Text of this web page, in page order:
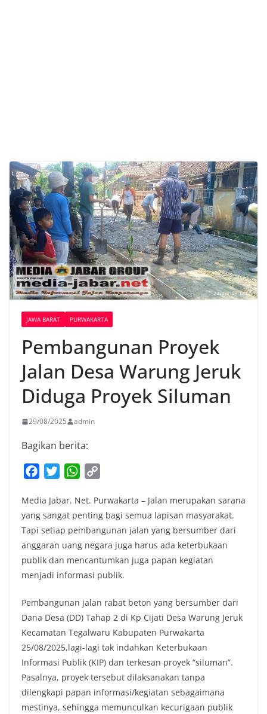
JAWA BARAT PURWAKARTA
Pembangunan Proyek
Jalan Desa Warung Jeruk
Diduga Proyek Siluman
29/08/2025 admin
Bagikan berita:
c
e
b
o
o
k
i
t
t
e
r
W
a
t
s
A
p
p
p
y
L
i
n
k
Media Jabar. Net. Purwakarta – Jalan merupakan sarana
yang sangat penting bagi semua lapisan masyarakat.
Tapi setiap pembangunan jalan yang bersumber dari
anggaran uang negara juga harus ada keterbukaan
publik dan mencantumkan juga papan kegiatan
menjadi informasi publik.
‎Pembangunan jalan rabat beton yang bersumber dari
Dana Desa (DD) Tahap 2 di Kp Cijati Desa Warung Jeruk
Kecamatan Tegalwaru Kabupaten Purwakarta
25/08/2025,lagi-lagi tak indahkan Keterbukaan
Informasi Publik (KIP) dan terkesan proyek “siluman”.
Pasalnya, proyek tersebut dilaksanakan tanpa
dilengkapi papan informasi/kegiatan sebagaimana
mestinya, sehingga memunculkan kecurigaan publik